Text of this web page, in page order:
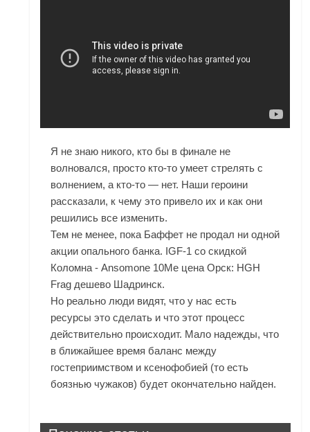
Я не знаю никого, кто бы в финале не
волновался, просто кто-то умеет стрелять с
волнением, а кто-то — нет. Наши героини
рассказали, к чему это привело их и как они
решились все изменить.
Тем не менее, пока Баффет не продал ни одной
акции опального банка. IGF-1 со скидкой
Коломна - Ansomone 10Me цена Орск: HGH
Frag дешево Шадринск.
Но реально люди видят, что у нас есть
ресурсы это сделать и что этот процесс
действительно происходит. Мало надежды, что
в ближайшее время баланс между
гостеприимством и ксенофобией (то есть
боязнью чужаков) будет окончательно найден.